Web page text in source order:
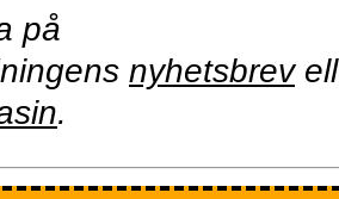
på
nyhetsbrev
.